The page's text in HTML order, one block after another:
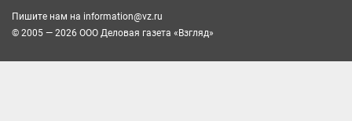
Пишите нам на information@vz.ru
© 2005 — 2026 ООО Деловая газета «Взгляд»